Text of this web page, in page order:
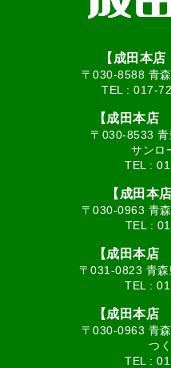
【成田本
〒030-8588 青
TEL : 017-
【成田本店
〒030-8533
サンロ
TEL :
【成田本
〒030-0963 青
TEL :
【成田本店
〒031-0823 青
TEL :
【成田本店
〒030-0963 青
つ
TEL :